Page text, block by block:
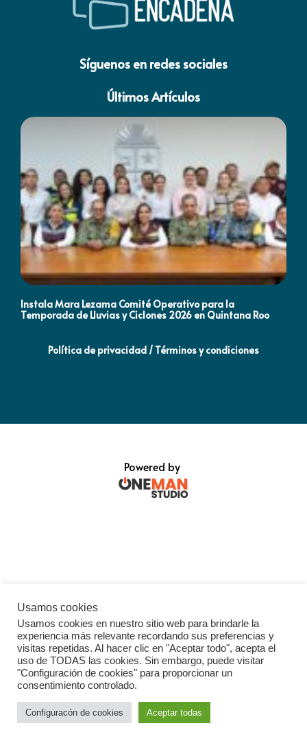
Síguenos en redes sociales
Últimos Artículos
Instala Mara Lezama Comité Operativo para la
Temporada de Lluvias y Ciclones 2026 en Quintana Roo
Política de privacidad / Términos y condiciones
Powered by
Usamos cookies
Usamos cookies en nuestro sitio web para brindarle la
experiencia más relevante recordando sus preferencias y
visitas repetidas. Al hacer clic en "Aceptar todo", acepta el
uso de TODAS las cookies. Sin embargo, puede visitar
"Configuración de cookies" para proporcionar un
consentimiento controlado.
Configuracón de cookies Aceptar todas